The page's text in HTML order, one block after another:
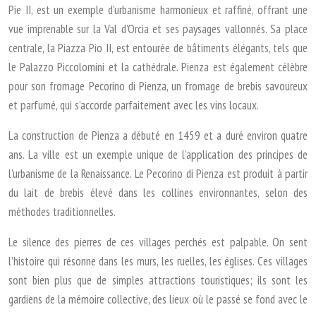
Pie II, est un exemple d’urbanisme harmonieux et raffiné, offrant une
vue imprenable sur la Val d’Orcia et ses paysages vallonnés. Sa place
centrale, la Piazza Pio II, est entourée de bâtiments élégants, tels que
le Palazzo Piccolomini et la cathédrale. Pienza est également célèbre
pour son fromage Pecorino di Pienza, un fromage de brebis savoureux
et parfumé, qui s’accorde parfaitement avec les vins locaux.
La construction de Pienza a débuté en 1459 et a duré environ quatre
ans. La ville est un exemple unique de l’application des principes de
l’urbanisme de la Renaissance. Le Pecorino di Pienza est produit à partir
du lait de brebis élevé dans les collines environnantes, selon des
méthodes traditionnelles.
Le silence des pierres de ces villages perchés est palpable. On sent
l’histoire qui résonne dans les murs, les ruelles, les églises. Ces villages
sont bien plus que de simples attractions touristiques; ils sont les
gardiens de la mémoire collective, des lieux où le passé se fond avec le